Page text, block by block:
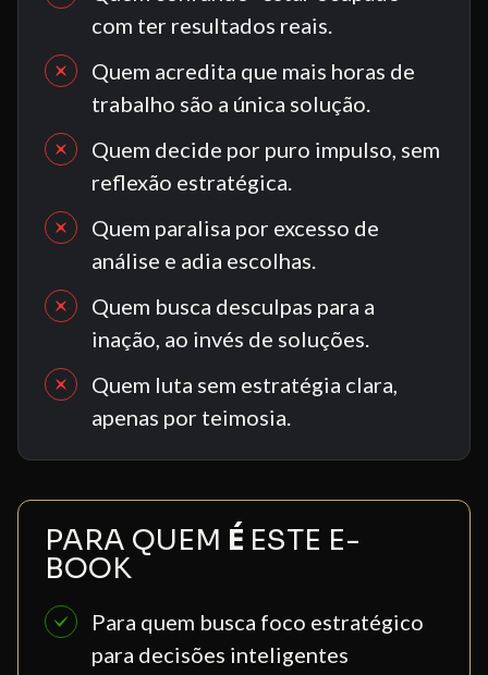
com ter resultados reais.
Quem acredita que mais horas de
trabalho são a única solução.
Quem decide por puro impulso, sem
reflexão estratégica.
Quem paralisa por excesso de
análise e adia escolhas.
Quem busca desculpas para a
inação, ao invés de soluções.
Quem luta sem estratégia clara,
apenas por teimosia.
PARA QUEM É ESTE E-
BOOK
Para quem busca foco estratégico
para decisões inteligentes